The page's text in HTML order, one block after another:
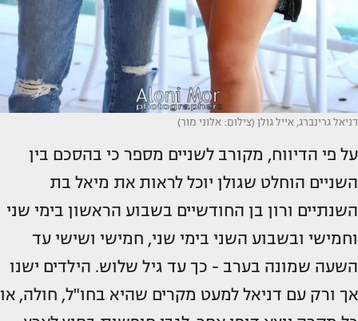
דניאל גרינברג, אייל גולן (צילום: אלוני מור)
על פי הדיווח, מקורב לשניים מספר כי בהסכם בין
השניים הוחלט שגולן יוכל לראות את מיאל בת
השנתיים ורון בן החודשיים בשבוע הראשון בימי שני
וחמישי ובשבוע השני בימי שני, חמישי ושישי עד
השעה שמונה בערב - כך עד גיל שלוש. הילדים ישנו
אך ורק עם דניאל למעט מקרים שהיא בחו"ל, חולה, או